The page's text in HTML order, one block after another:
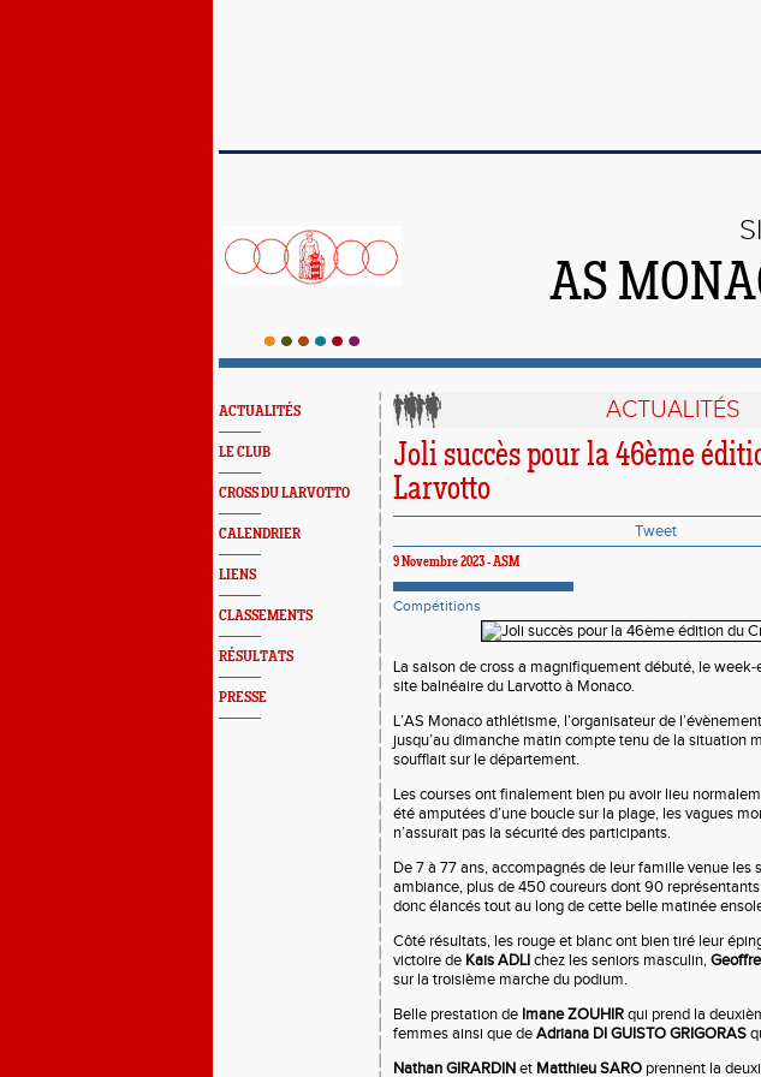
AS
ACTUALITÉS
LE CLUB
CROSS DU LARVOTTO
CALENDRIER
LIENS
CLASSEMENTS
RÉSULTATS
PRESSE
ACTUALITÉS
Joli succès pour la 46ème
Larvotto
Tweet
9 Novembre 2023 - ASM
Compétitions
La saison de cross a magnifiquement débuté, le
site balnéaire du Larvotto à Monaco.
L’AS Monaco athlétisme, l’organisateur de
jusqu’au dimanche matin compte tenu de la situation
soufflait sur le département.
Les courses ont finalement bien pu avoir lieu
été amputées d’une boucle sur la plage, les vagues
n’assurait pas la sécurité des participants.
De 7 à 77 ans, accompagnés de leur famille venue les
ambiance, plus de 450 coureurs dont 90
donc élancés tout au long de cette belle matinée
Côté résultats, les rouge et blanc ont bien tiré leur
victoire de Kais ADLIchez les seniors masculin,
sur la troisième marche du podium.
Belle prestation de Imane ZOUHIRqui prend la
femmes ainsi que deAdriana DI GUISTO GRIGORAS
Nathan GIRARDINet Matthieu SARO prennent la